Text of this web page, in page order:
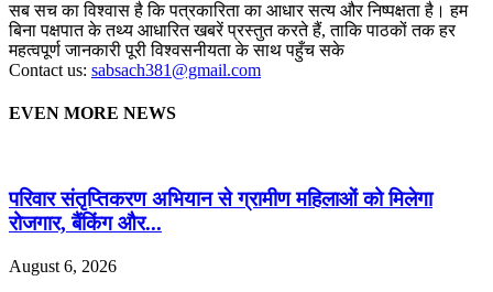
सब सच का विश्वास है कि पत्रकारिता का आधार सत्य और निष्पक्षता है। हम
बिना पक्षपात के तथ्य आधारित खबरें प्रस्तुत करते हैं, ताकि पाठकों तक हर
महत्वपूर्ण जानकारी पूरी विश्वसनीयता के साथ पहुँच सके
Contact us: sabsach381@gmail.com
EVEN MORE NEWS
परिवार संतृप्तिकरण अभियान से ग्रामीण महिलाओं को मिलेगा
रोजगार, बैंकिंग और...
August 6, 2026